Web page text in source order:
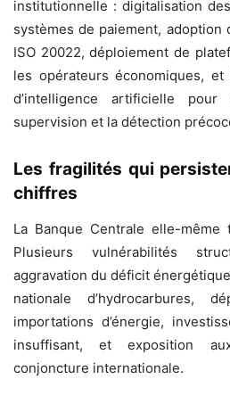
institutionnelle : digitalisation
systèmes de paiement, adoption
ISO 20022, déploiement de
les opérateurs économiques,
d’intelligence artificielle pour
supervision et la détection
Les fragilités qui
chiffres
La Banque Centrale elle-même
Plusieurs vulnérabilités
aggravation du déficit
nationale d’hydrocarbures,
importations d’énergie,
insuffisant, et exposition
conjoncture internationale.